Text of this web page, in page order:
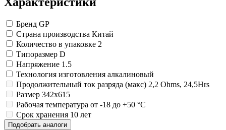
Бренд GP
Страна производства Китай
Количество в упаковке 2
Типоразмер D
Напряжение 1.5
Технология изготовления алкалиновый
Продолжительный ток разряда (макс) 2,2 Ohms, 24,5Нrs
Размер 342x615
Рабочая температура от -18 до +50 °C
Срок хранения 10 лет
Подобрать аналоги